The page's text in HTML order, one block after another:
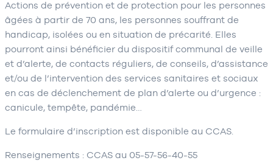
Actions de prévention et de protection pour les personnes
âgées à partir de 70 ans, les personnes souffrant de
handicap, isolées ou en situation de précarité. Elles
pourront ainsi bénéficier du dispositif communal de veille
et d’alerte, de contacts réguliers, de conseils, d’assistance
et/ou de l’intervention des services sanitaires et sociaux
en cas de déclenchement de plan d’alerte ou d’urgence :
canicule, tempête, pandémie…
Le formulaire d’inscription est disponible au CCAS.
Renseignements : CCAS au 05-57-56-40-55